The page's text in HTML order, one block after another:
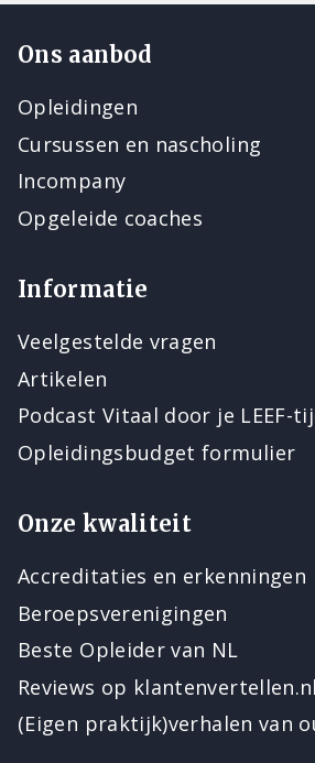
Ons aanbod
Opleidingen
Cursussen en nascholing
Incompany
Opgeleide coaches
Informatie
Veelgestelde vragen
Artikelen
Podcast Vitaal door je LEEF-
Opleidingsbudget formulier
Onze kwaliteit
Accreditaties en erkenningen
Beroepsverenigingen
Beste Opleider van NL
Reviews op klantenvertellen.nl
(Eigen praktijk)verhalen van